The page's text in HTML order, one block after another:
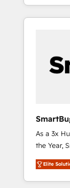
Claude等
用ルール
PMOとし
の責任」
Hubで一
支援：
移行、カ
計まで。
のAI検索
OS) to
portal
and
Elite Engineering
agents,
reporting clarity. Security &
2 Type I
grade data security. 🏆
OS
Five-Star
As a 3x
the Year,
customer
unified
divisions
Elite